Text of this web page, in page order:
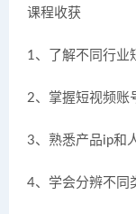
课程收获
1、了解不同行业
2、掌握短视频账
3、熟悉产品ip和
4、学会分辨不同